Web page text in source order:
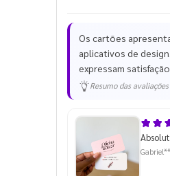
Os cartões
aplicativos de
expressam
Resumo das